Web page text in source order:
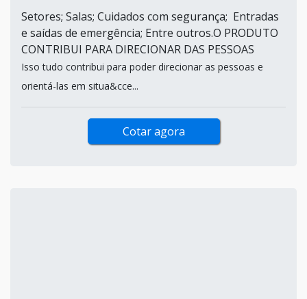
Setores; Salas; Cuidados com segurança; Entradas
e saídas de emergência; Entre outros.O PRODUTO
CONTRIBUI PARA DIRECIONAR DAS PESSOAS
Isso tudo contribui para poder direcionar as pessoas e
orientá-las em situa&cce...
Cotar agora